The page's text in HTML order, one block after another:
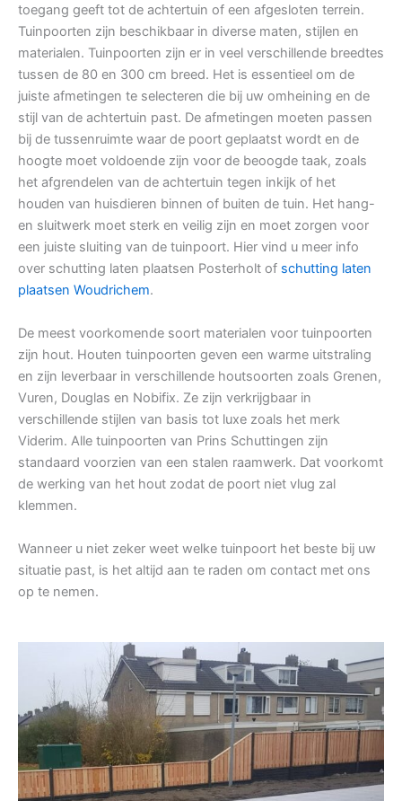
toegang geeft tot de achtertuin of een afgesloten terrein.
Tuinpoorten zijn beschikbaar in diverse maten, stijlen en
materialen. Tuinpoorten zijn er in veel verschillende breedtes
tussen de 80 en 300 cm breed. Het is essentieel om de
juiste afmetingen te selecteren die bij uw omheining en de
stijl van de achtertuin past. De afmetingen moeten passen
bij de tussenruimte waar de poort geplaatst wordt en de
hoogte moet voldoende zijn voor de beoogde taak, zoals
het afgrendelen van de achtertuin tegen inkijk of het
houden van huisdieren binnen of buiten de tuin. Het hang-
en sluitwerk moet sterk en veilig zijn en moet zorgen voor
een juiste sluiting van de tuinpoort. Hier vind u meer info
over schutting laten plaatsen Posterholt of schutting laten
plaatsen Woudrichem.
De meest voorkomende soort materialen voor tuinpoorten
zijn hout. Houten tuinpoorten geven een warme uitstraling
en zijn leverbaar in verschillende houtsoorten zoals Grenen,
Vuren, Douglas en Nobifix. Ze zijn verkrijgbaar in
verschillende stijlen van basis tot luxe zoals het merk
Viderim. Alle tuinpoorten van Prins Schuttingen zijn
standaard voorzien van een stalen raamwerk. Dat voorkomt
de werking van het hout zodat de poort niet vlug zal
klemmen.
Wanneer u niet zeker weet welke tuinpoort het beste bij uw
situatie past, is het altijd aan te raden om contact met ons
op te nemen.